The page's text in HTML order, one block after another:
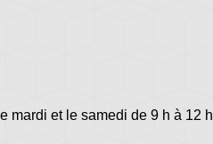
mardi et le samedi de 9 h à 12 h